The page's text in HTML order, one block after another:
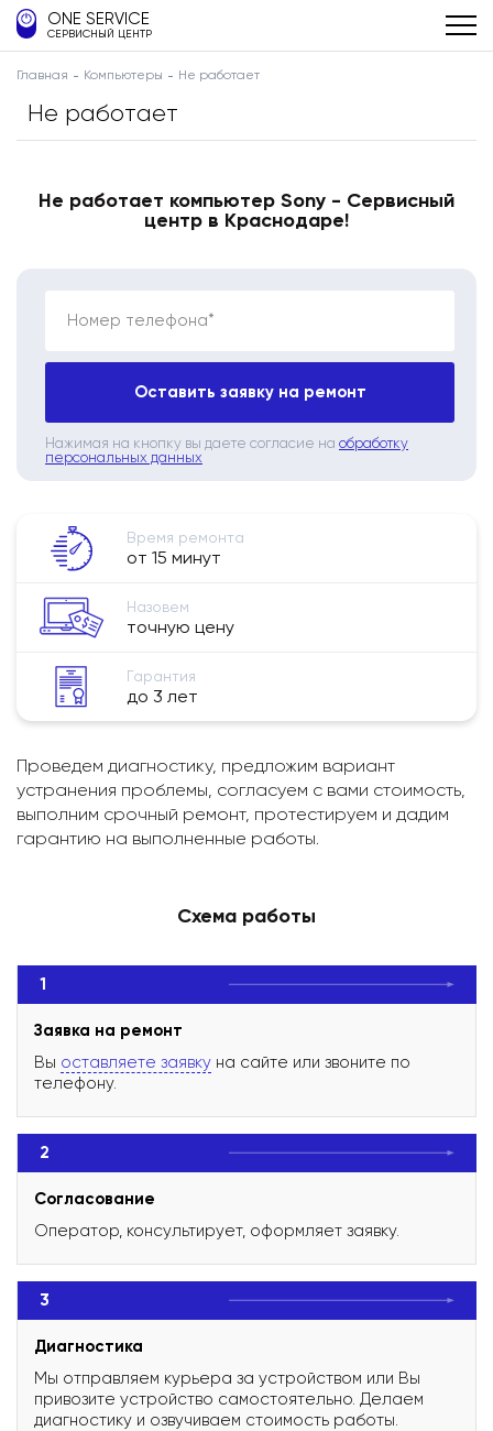
ONE SERVICE
СЕРВИСНЫЙ ЦЕНТР
Главная Компьютеры Не работает
Не работает
Не работает компьютер Sony - Сервисный
центр в Краснодаре!
Номер телефона*
Оставить заявку на ремонт
Нажимая на кнопку вы даете согласие на обработку
персональных данных
Время ремонта
от 15 минут
Назовем
точную цену
Гарантия
до 3 лет
Проведем диагностику, предложим вариант
устранения проблемы, согласуем с вами стоимость,
выполним срочный ремонт, протестируем и дадим
гарантию на выполненные работы.
Схема работы
1
Заявка на ремонт
Вы оставляете заявку на сайте или звоните по
телефону.
2
Согласование
Оператор, консультирует, оформляет заявку.
3
Диагностика
Мы отправляем курьера за устройством или Вы
привозите устройство самостоятельно. Делаем
диагностику и озвучиваем стоимость работы.